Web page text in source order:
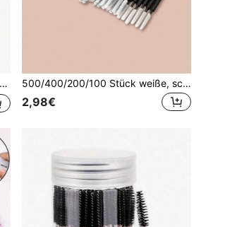
500/400/200/100 Stück weiße, schwarze, rosa und lila biegsame Mikrobürsten, Mikrobürsten-Applikatoren, Wimpernverlängerungs-Klebstoff-Reinigungsbürsten, Wimpernbürsten, Augenbrauenbürsten, Lidschattenbürsten, Spoolie-Bürsten, Wimpernbürsten
2,98€